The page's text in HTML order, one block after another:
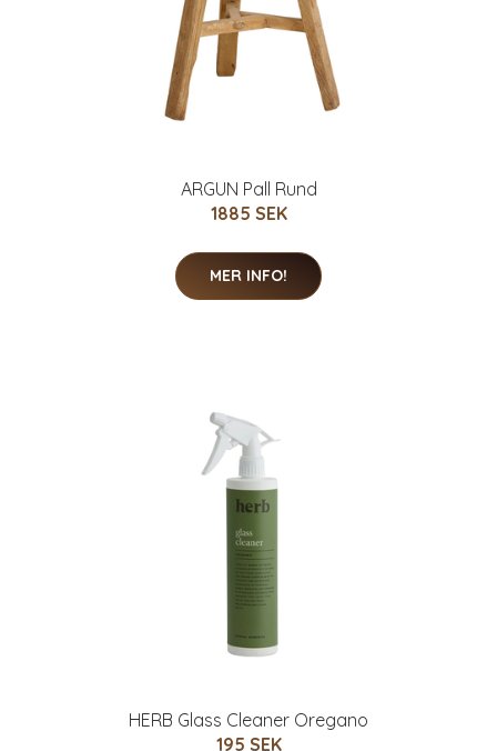
ARGUN Pall Rund
1885 SEK
MER INFO!
HERB Glass Cleaner Oregano
195 SEK